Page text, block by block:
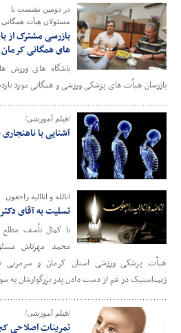
در دومین نشست با
مسئولان هیأت
بازرسی مشترک از
های همگانی کرمان
باشگاه های ورزش
بازرسان هیأت های پزشکی ورزشی و همگانی مورد
/فیلم آموزشی/
آشنایی با
انالله و اناالیه راجعون
تسلیت به آقای
با کمال تأسف
محمد مهرتاش
هیأت پزشکی ورزشی استان کرمان و سرمربی
ژیمناستیک در غم از دست دادن پدر بزرگوارشان به
/فیلم آموزشی/
تمرینات اصلاحی